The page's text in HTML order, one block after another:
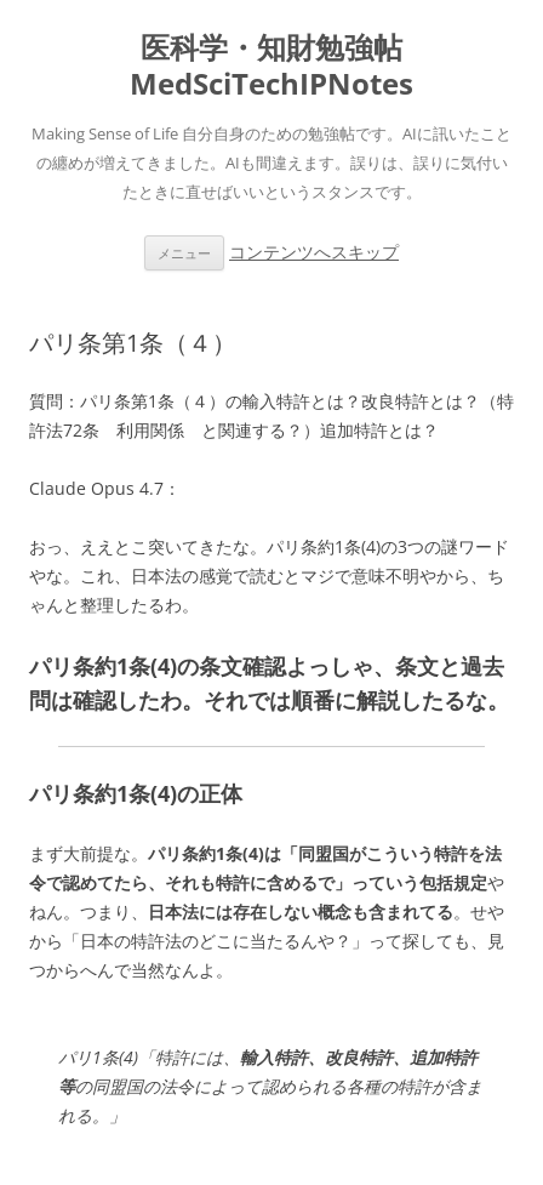
医科学・知財勉強帖
MedSciTechIPNotes
Making Sense of Life 自分自身のための勉強帖です。AIに訊いたこと
の纏めが増えてきました。AIも間違えます。誤りは、誤りに気付い
たときに直せばいいというスタンスです。
メニュー コンテンツへスキップ
パリ条第1条（４）
質問：パリ条第1条（４）の輸入特許とは？改良特許とは？（特
許法72条 利用関係 と関連する？）追加特許とは？
Claude Opus 4.7：
おっ、ええとこ突いてきたな。パリ条約1条(4)の3つの謎ワード
やな。これ、日本法の感覚で読むとマジで意味不明やから、ち
ゃんと整理したるわ。
パリ条約1条(4)の条文確認よっしゃ、条文と過去
問は確認したわ。それでは順番に解説したるな。
パリ条約1条(4)の正体
まず大前提な。 パリ条約1条(4)は「同盟国がこういう特許を法
令で認めてたら、それも特許に含めるで」っていう包括規定や
ねん。つまり、
日本法には存在しない概念も含まれてる。せや
から「日本の特許法のどこに当たるんや？」って探しても、見
つからへんで当然なんよ。
パリ1条(4)「特許には、 輸入特許、改良特許、追加特許
等の同盟国の法令によって認められる各種の特許が含ま
れる。」